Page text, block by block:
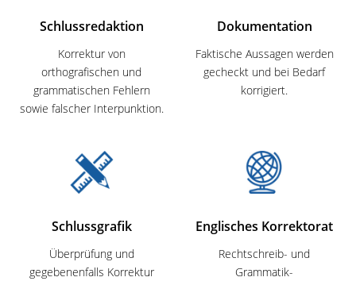
Schlussredaktion
Korrektur von
orthografischen und
grammatischen Fehlern
sowie falscher Interpunktion.
Dokumentation
Faktische Aussagen werden
gecheckt und bei Bedarf
korrigiert.
Schlussgrafik
Überprüfung und
gegebenenfalls Korrektur
Englisches Korrektorat
Rechtschreib- und
Grammatik­­­-